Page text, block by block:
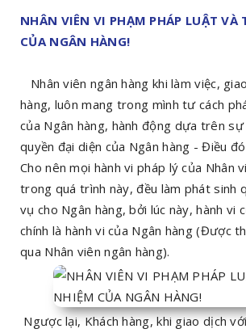
NHÂN VIÊN VI PHẠM PHÁP LUẬT VÀ
CỦA NGÂN HÀNG!
Nhân viên ngân hàng khi làm việc,
hàng, luôn mang trong mình tư cách
của Ngân hàng, hành động dựa trên
quyền đại diện của Ngân hàng - Điều
Cho nên mọi hành vi pháp lý của Nhân
trong quá trình này, đều làm phát sinh
vụ cho Ngân hàng, bởi lúc này, hành vi
chính là hành vi của Ngân hàng (Được
qua Nhân viên ngân hàng).
Ngược lại, Khách hàng, khi giao dịch